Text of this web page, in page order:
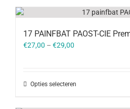
17 PAINFBAT PAOST-CIE
€27,00 – €29,00
Opties selecteren